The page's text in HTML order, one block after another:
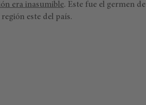
era inasumible. Este fue el germen de
este del país.